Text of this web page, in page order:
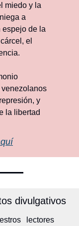
miedo y la
a
espejo de la
el
y
la libertad
divulgativos
lectores